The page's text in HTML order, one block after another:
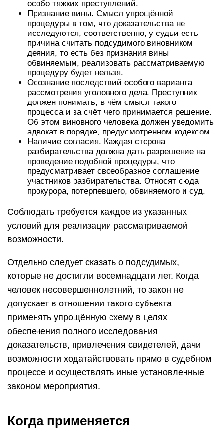
особо тяжких преступлений.
Признание вины. Смысл упрощённой
процедуры в том, что доказательства не
исследуются, соответственно, у судьи есть
причина считать подсудимого виновником
деяния, то есть без признания вины
обвиняемым, реализовать рассматриваемую
процедуру будет нельзя.
Осознание последствий особого варианта
рассмотрения уголовного дела. Преступник
должен понимать, в чём смысл такого
процесса и за счёт чего принимается решение.
Об этом виновного человека должен уведомить
адвокат в порядке, предусмотренном кодексом.
Наличие согласия. Каждая сторона
разбирательства должна дать разрешение на
проведение подобной процедуры, что
предусматривает своеобразное соглашение
участников разбирательства. Относят сюда
прокурора, потерпевшего, обвиняемого и суд.
Соблюдать требуется каждое из указанных
условий для реализации рассматриваемой
возможности.
Отдельно следует сказать о подсудимых,
которые не достигли восемнадцати лет. Когда
человек несовершеннолетний, то закон не
допускает в отношении такого субъекта
применять упрощённую схему в целях
обеспечения полного исследования
доказательств, привлечения свидетелей, дачи
возможности ходатайствовать прямо в судебном
процессе и осуществлять иные установленные
законом мероприятия.
Когда применяется